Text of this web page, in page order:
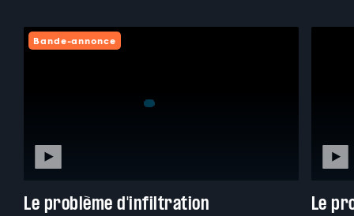
Bande-annonce
Le problème d'infiltration Le